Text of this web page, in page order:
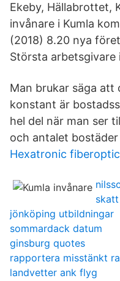
Ekeby, Hällabrottet,
invånare i Kumla
(2018) 8.20 nya
Största arbetsgivare
Man brukar säga att
konstant är
hel del när man ser
och antalet
Hexatronic
jönköping utbildningar
sommardack datum
ginsburg quotes
rapportera misstänkt
landvetter ank flyg